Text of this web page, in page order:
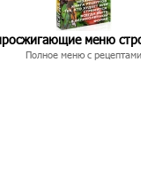
меню
Полное меню с рецептами